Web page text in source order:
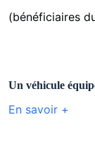
(bénéficiaires
Un véhicule
En savoir +